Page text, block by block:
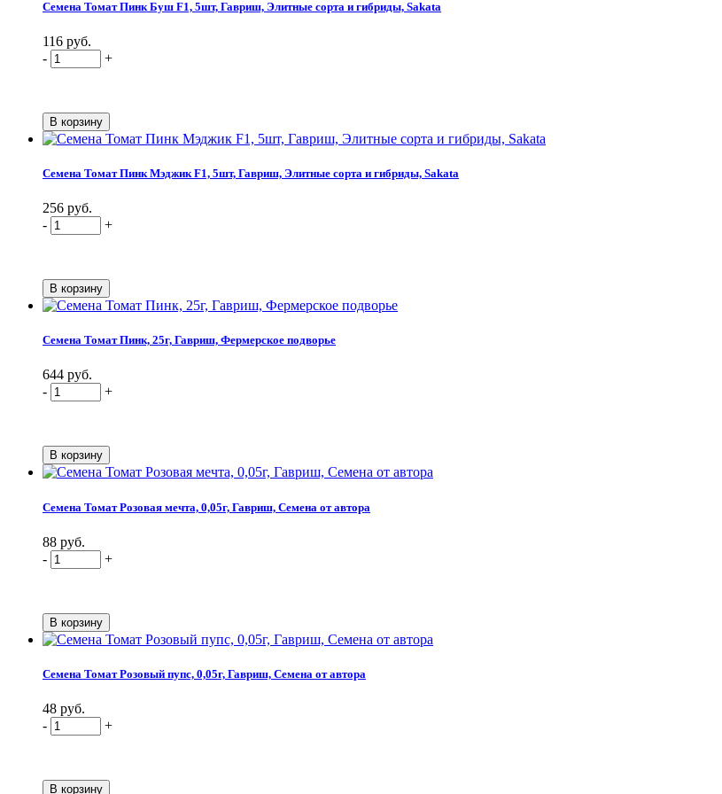
Семена Томат Пинк Буш F1, 5шт, Гавриш, Элитные сорта и гибриды, Sakata
116 руб.
-
+
Семена Томат Пинк Мэджик F1, 5шт, Гавриш, Элитные сорта и гибриды, Sakata
256 руб.
-
+
Семена Томат Пинк, 25г, Гавриш, Фермерское подворье
644 руб.
-
+
Семена Томат Розовая мечта, 0,05г, Гавриш, Семена от автора
88 руб.
-
+
Семена Томат Розовый пупс, 0,05г, Гавриш, Семена от автора
48 руб.
-
+